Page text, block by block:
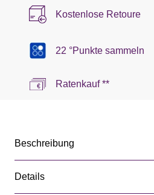
Kostenlose Retoure
22 °Punkte sammeln
Ratenkauf **
Beschreibung
Details